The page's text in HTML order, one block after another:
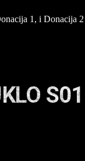
1, i Donacija